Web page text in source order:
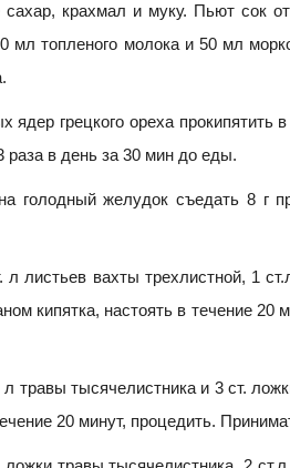
крахмал и муку. Пьют сок
мл топленого молока и 50 мл
ядер грецкого ореха
раза в день за 30 мин до еды.
голодный желудок съедать 8 г
л листьев вахты трехлистной, 1
кипятка, настоять в течение
травы тысячелистника и 3 ст.
20 минут, процедить.